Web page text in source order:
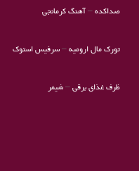
صداکده– آهنگ کرمانجی
تورک مال ارومیه–سرفیس استوک
ظرف غذای برقی– شیمر